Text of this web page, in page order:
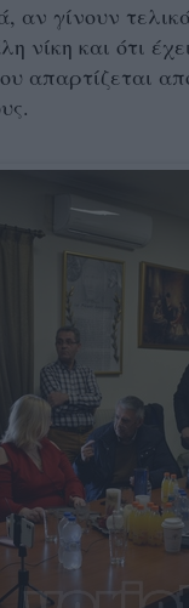
γίνουν
νίκη και ότι
απαρτίζεται